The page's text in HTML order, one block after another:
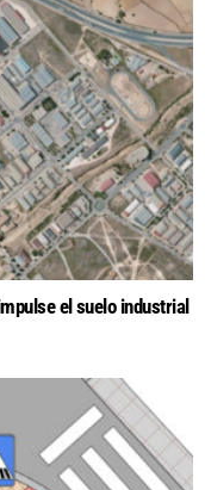
el suelo industrial